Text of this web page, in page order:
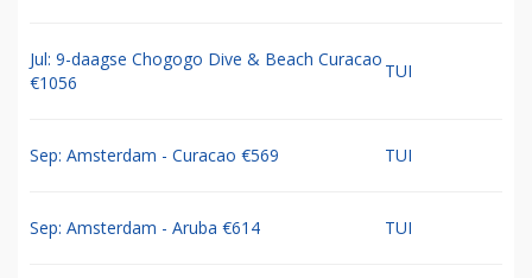
Jul: 9-daagse Chogogo Dive & Beach Curacao
€1056
TUI
Sep: Amsterdam - Curacao €569 TUI
Sep: Amsterdam - Aruba €614 TUI